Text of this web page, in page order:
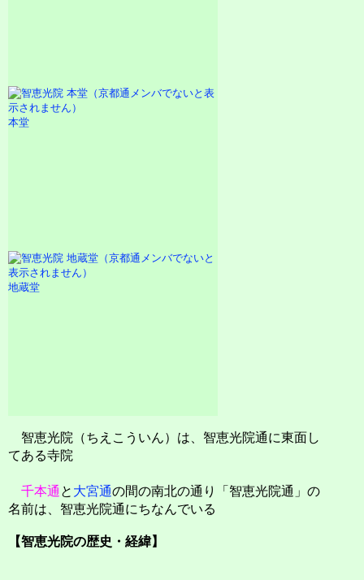
本堂
地蔵堂
智恵光院（ちえこういん）は、智恵光院通に東面し
てある寺院
千本通 と 大宮通の間の南北の通り「智恵光院通」の
名前は、智恵光院通にちなんでいる
【智恵光院の歴史・経緯】